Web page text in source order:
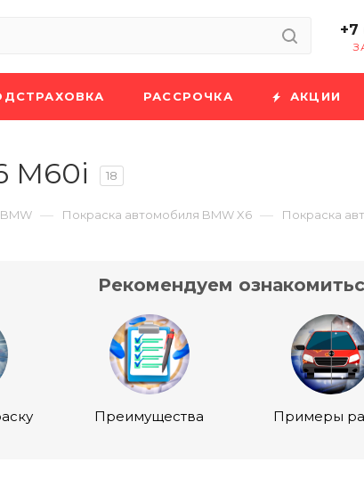
+7
РАССРОЧКА АКЦИИ
M60i 18
— Покраска автомобиля BMW X6 — Покраска
Рекомендуем
Преимущества Примеры